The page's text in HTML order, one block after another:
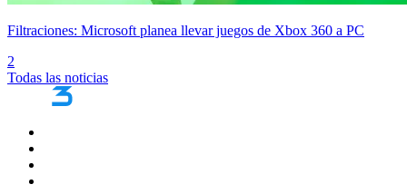
Filtraciones: Microsoft planea llevar juegos de Xbox 360 a PC
2
Todas las noticias